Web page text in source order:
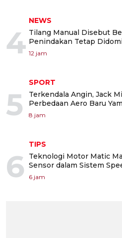
4
NEWS
Tilang Manual Disebut
Penindakan Tetap
12 jam
5
SPORT
Terkendala Angin, Jack
Perbedaan Aero Baru
8 jam
6
TIPS
Teknologi Motor Matic
Sensor dalam Sistem
6 jam